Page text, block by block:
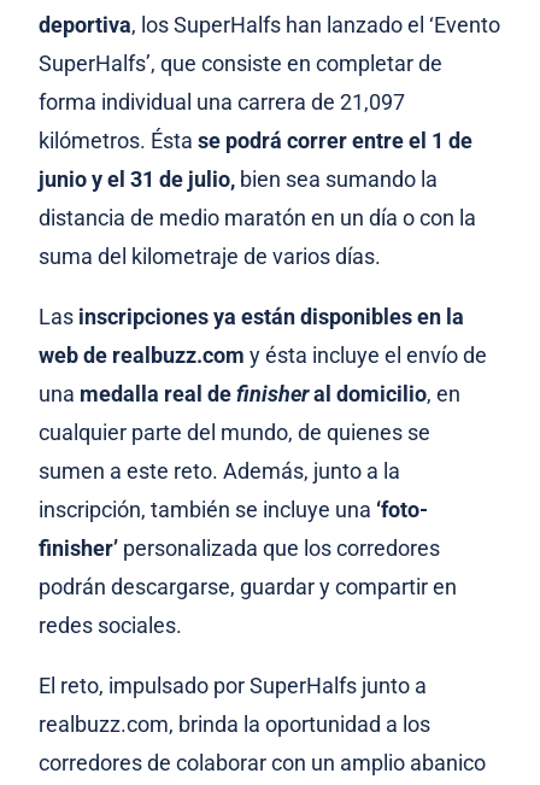
deportiva, los SuperHalfs han lanzado el ‘Evento
SuperHalfs’, que consiste en completar de
forma individual una carrera de 21,097
kilómetros. Éstase podrá correr entre el 1 de
junio y el 31 de julio, bien sea sumando la
distancia de medio maratón en un día o con la
suma del kilometraje de varios días.
Las inscripciones ya están disponibles en la
web de realbuzz.com y ésta incluye el envío de
una medalla real definisheral domicilio, en
cualquier parte del mundo, de quienes se
sumen a este reto. Además, junto a la
inscripción, también se incluye una ‘foto-
finisher’ personalizada que los corredores
podrán descargarse, guardar y compartir en
redes sociales.
El reto, impulsado por SuperHalfs junto a
realbuzz.com, brinda la oportunidad a los
corredores de colaborar con un amplio abanico